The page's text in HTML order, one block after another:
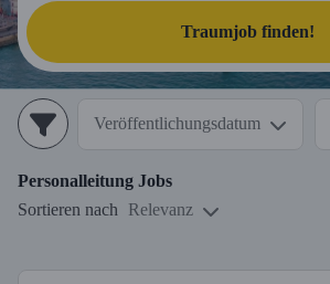
Traumjob finden!
Veröffentlichungsdatum
Personalleitung Jobs
Sortieren nach Relevanz